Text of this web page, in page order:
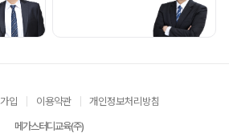
입 이용약관 개인정보처리방침
메가스터디교육(주)